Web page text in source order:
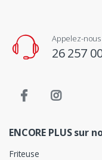
Appelez-nous
26 257
ENCORE PLUS sur
Friteuse